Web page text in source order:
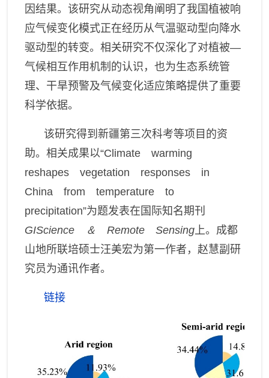
因结果。该研究从动态视角阐明 了我国植被响
应气候变化模式正在经历从气温驱动型向降水
驱动型的转变。相关研究不仅深化了对植被—
气候相互作用机制的认识，也为生态系统管
理、干旱预警及气候变化适应策略提供了重要
科学依据。
该研究得到新疆第三次科考等项目的资
助。相关成果以“Climate warming
reshapes vegetation responses in
China from temperature to
precipitation”为题发表在 国际知名期刊
GIScience ＆ Remote Sensing上。成都
山地所联培硕士汪美宏为第一作者，赵慧副研
究员为通讯作者。
链接